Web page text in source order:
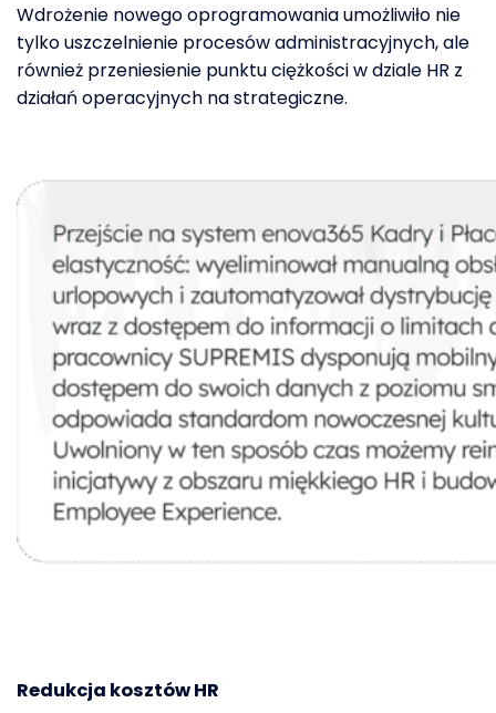
Wdrożenie nowego oprogramowania umożliwiło nie
tylko uszczelnienie procesów administracyjnych, ale
również przeniesienie punktu ciężkości w dziale HR z
działań operacyjnych na strategiczne.
Redukcja kosztów HR